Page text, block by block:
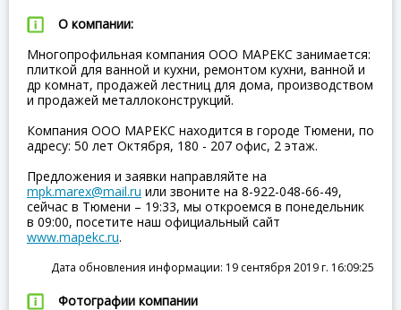
О компании:
Многопрофильная компания ООО МАРЕКС занимается:
плиткой для ванной и кухни, ремонтом кухни, ванной и
др комнат, продажей лестниц для дома, производством
и продажей металлоконструкций.
Компания ООО МАРЕКС находится в городе Тюмени, по
адресу: 50 лет Октября, 180 - 207 офис, 2 этаж.
Предложения и заявки направляйте на
mpk.marex@mail.ru или звоните на 8-922-048-66-49,
сейчас в Тюмени – 19:33, мы откроемся в понедельник
в 09:00, посетите наш официальный сайт
www.mapekc.ru.
Дата обновления информации: 19 сентября 2019 г. 16:09:25
Фотографии компании